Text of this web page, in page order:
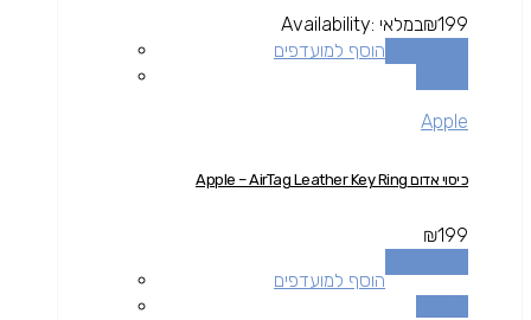
₪199
Availability: במלאי
הוסף למועדפים
Apple
כיסוי אדום Apple – AirTag Leather Key Ring
₪199
הוסף למועדפים